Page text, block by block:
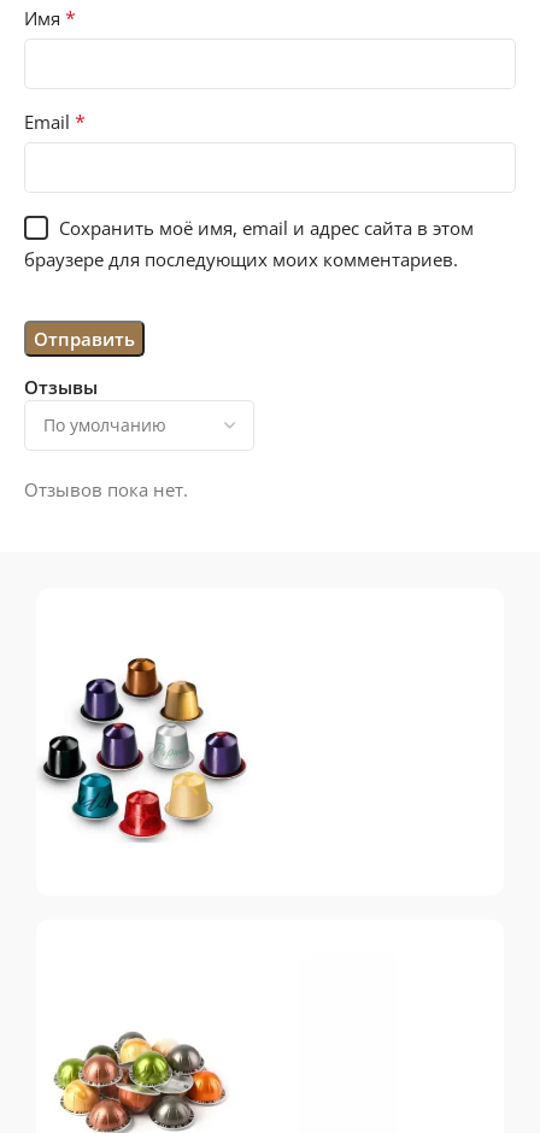
Отзывы
Отзывов пока нет.
Имя *
Email *
Сохранить моё имя, email и адрес сайта в этом
браузере для последующих моих комментариев.
системы Nespresso